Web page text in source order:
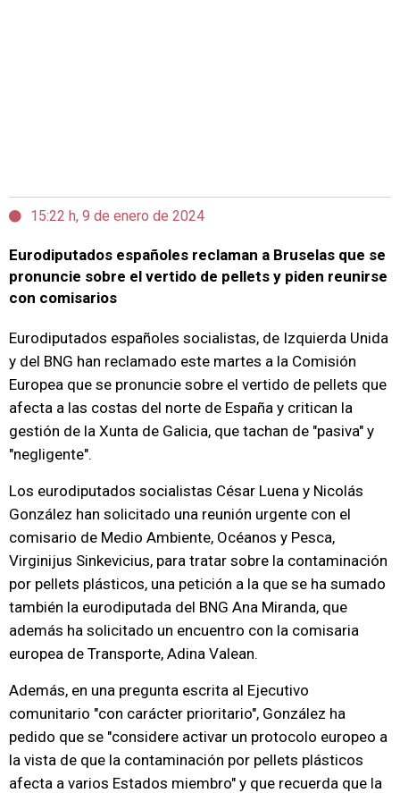
15:22 h, 9 de enero de 2024
Eurodiputados españoles reclaman a Bruselas que se
pronuncie sobre el vertido de pellets y piden reunirse
con comisarios
Eurodiputados españoles socialistas, de Izquierda Unida
y del BNG han reclamado este martes a la Comisión
Europea que se pronuncie sobre el vertido de pellets que
afecta a las costas del norte de España y critican la
gestión de la Xunta de Galicia, que tachan de "pasiva" y
"negligente".
Los eurodiputados socialistas César Luena y Nicolás
González han solicitado una reunión urgente con el
comisario de Medio Ambiente, Océanos y Pesca,
Virginijus Sinkevicius, para tratar sobre la contaminación
por pellets plásticos, una petición a la que se ha sumado
también la eurodiputada del BNG Ana Miranda, que
además ha solicitado un encuentro con la comisaria
europea de Transporte, Adina Valean.
Además, en una pregunta escrita al Ejecutivo
comunitario "con carácter prioritario", González ha
pedido que se "considere activar un protocolo europeo a
la vista de que la contaminación por pellets plásticos
afecta a varios Estados miembro" y que recuerda que la